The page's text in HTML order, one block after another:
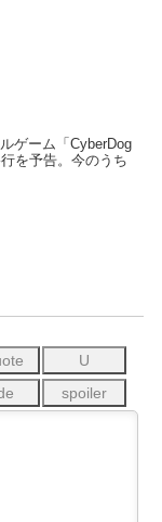
ゲーム「CyberDog
を予告。今のうち